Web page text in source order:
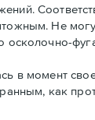
Не
осколочно-
в момент
как